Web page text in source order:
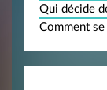
Qui décide
Comment